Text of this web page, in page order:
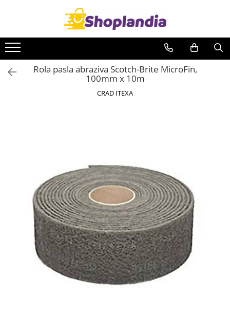
Toate Produsele
Atelier & Bricolaj
Unelte si scule
Intretinere si reparatii
Auto-Moto
Degresanti
Intretinere caroserie
Solutii antirugina
Aparatura si echipamente
Curatare aer conditionat
Curatare electronice & IT
Rola pasla abraziva Scotch-Brite MicroFin,
100mm x 10m
CRAD ITEXA